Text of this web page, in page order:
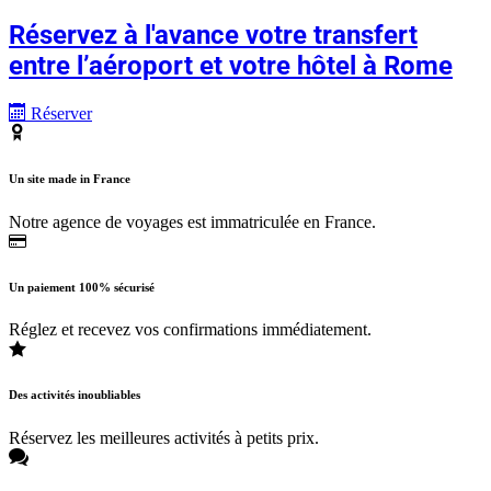
Réservez à l'avance votre transfert
entre l’aéroport et votre hôtel à Rome
Réserver
Un site made in France
Notre agence de voyages est immatriculée en France.
Un paiement 100% sécurisé
Réglez et recevez vos confirmations immédiatement.
Des activités inoubliables
Réservez les meilleures activités à petits prix.